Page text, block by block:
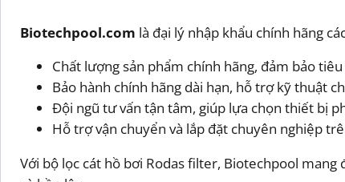
Biotechpool.com là đại lý nhập khẩu chính hãng
Chất lượng sản phẩm chính hãng, đảm bảo
Bảo hành chính hãng dài hạn, hỗ trợ kỹ thuật
Đội ngũ tư vấn tận tâm, giúp lựa chọn thiết bị
Hỗ trợ vận chuyển và lắp đặt chuyên nghiệp
Với bộ lọc cát hồ bơi Rodas filter, Biotechpool